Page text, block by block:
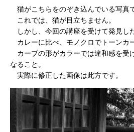
猫がこちらをのぞき込んでいる写真
これでは、猫が目立ちません。
しかし、今回の講座を受けて発見し
カレーに比べ、モノクロでトーンカ
カーブの形がカラーでは違和感を受
なること。
実際に修正した画像は此方です。